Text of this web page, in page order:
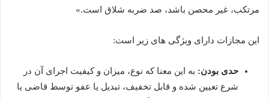
مرتکب، غیر محصن باشد، صد ضربه شلاق است.»
این مجازات دارای ویژگی های زیر است:
حدی بودن: به این معنا که نوع، میزان و کیفیت اجرای آن در
شرع تعیین شده و قابل تخفیف، تبدیل یا عفو توسط قاضی یا